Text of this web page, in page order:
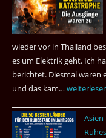
wieder vor in Thailand
es um Elektrik geht. Ich
berichtet. Diesmal waren
und das kam…
Tote Asien